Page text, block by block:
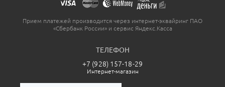
Прием платежей производится через интернет-эквайринг ПАО
«Сбербанк России» и сервис Яндекс.Касса
ТЕЛЕФОН
+7 (928) 157-18-29
Интернет-магазин